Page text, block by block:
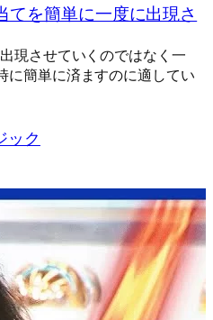
を簡単に一度に出現さ
現させていくのではなく一
に簡単に済ますのに適してい
ック